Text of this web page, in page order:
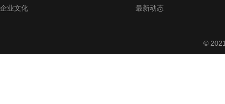
企业文化 最新动态
©